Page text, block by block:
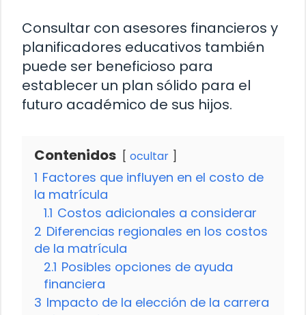
Consultar con asesores financieros y
planificadores educativos también
puede ser beneficioso para
establecer un plan sólido para el
futuro académico de sus hijos.
Contenidos ocultar
1 Factores que influyen en el costo de
la matrícula
1.1 Costos adicionales a considerar
2 Diferencias regionales en los costos
de la matrícula
2.1 Posibles opciones de ayuda
financiera
3 Impacto de la elección de la carrera